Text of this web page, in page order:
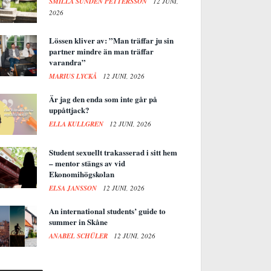
2026
Lössen kliver av: ”Man träffar ju sin
partner mindre än man träffar
varandra”
MARIUS LYCKÅ 12 JUNI, 2026
Är jag den enda som inte går på
uppåttjack?
ELLA KULLGREN 12 JUNI, 2026
Student sexuellt trakasserad i sitt hem
– mentor stängs av vid
Ekonomihögskolan
ELSA JANSSON 12 JUNI, 2026
An international students’ guide to
summer in Skåne
ANABEL SCHÜLER 12 JUNI, 2026